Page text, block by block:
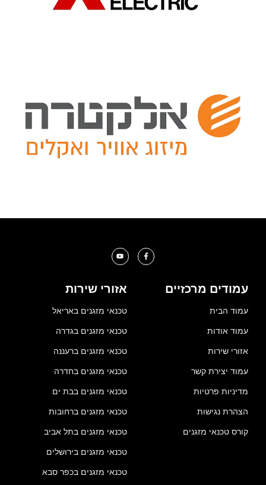
עמודים מרכזיים
עמוד הבית
עמוד אודות
אזורי שירות
עמוד יצירת קשר
מדיניות פרטיות
הצהרת נגישות
קורס טכנאי מזגנים
אזורי שירות
טכנאי מזגנים באריאל
טכנאי מזגנים בגדרה
טכנאי מזגנים ברעננה
טכנאי מזגנים בחדרה
טכנאי מזגנים בבת ים
טכנאי מזגנים ברחובות
טכנאי מזגנים בתל אביב
טכנאי מזגנים בירושלים
טכנאי מזגנים בכפר סבא